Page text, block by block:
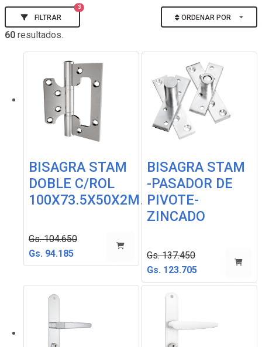
FILTRAR
3
ORDENAR POR
60 resultados.
BISAGRA STAM
DOBLE C/ROL
100X73.5X50X2M…
Gs. 104.650
Gs. 94.185
BISAGRA STAM
-PASADOR DE
PIVOTE-
ZINCADO
Gs. 137.450
Gs. 123.705